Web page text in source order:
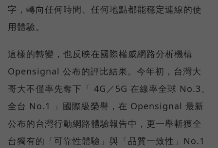
字，轉向任何時間、任何地點都能穩定連線的使
用體驗。
這樣的轉變，也反映在國際權威網路分析機構
Opensignal 公布的評比結果。今年初，台灣大
哥大不僅率先奪下「 4G／5G 在線率全球 No.3、
全台 No.1 」國際級榮譽，在 Opensignal 最新
公布的台灣行動網路體驗報告中，更一舉斬獲全
台獨有的「可靠性體驗」與「品質一致性」No.1